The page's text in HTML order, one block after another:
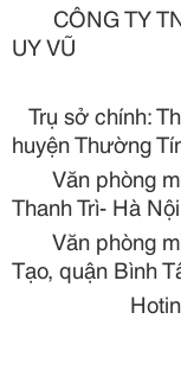
CÔNG TY
UY VŨ
Trụ sở chính:
huyện Thường
Văn phòng
Thanh Trì- Hà Nội
Văn phòng
Tạo, quận Bình